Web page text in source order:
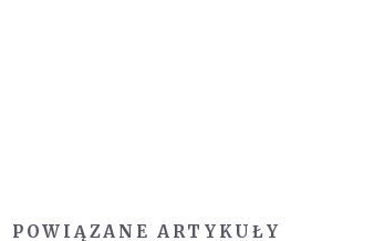
POWIĄZANE ARTYKUŁY